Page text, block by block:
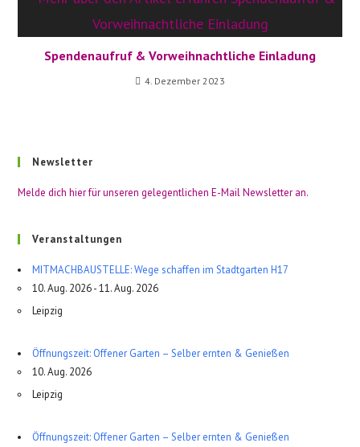
Spendenaufruf & Vorweihnachtliche Einladung
4. Dezember 2023
Newsletter
Melde dich hier für unseren gelegentlichen E-Mail Newsletter an.
Veranstaltungen
MITMACHBAUSTELLE: Wege schaffen im Stadtgarten H17
10. Aug. 2026 - 11. Aug. 2026
Leipzig
Öffnungszeit: Offener Garten – Selber ernten & Genießen
10. Aug. 2026
Leipzig
Öffnungszeit: Offener Garten – Selber ernten & Genießen